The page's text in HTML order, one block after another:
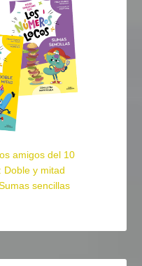
amigos del 10
Doble y mitad
sencillas